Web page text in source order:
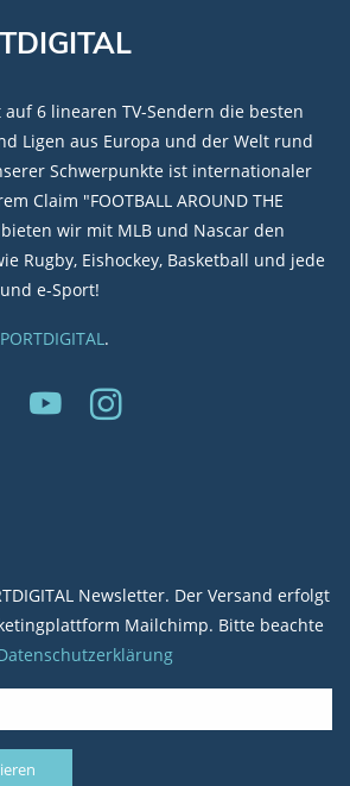
auf 6 linearen TV-Sendern die besten
Ligen aus Europa und der Welt rund
Schwerpunkte ist internationaler
Claim "FOOTBALL AROUND THE
wir mit MLB und Nascar den
Rugby, Eishockey, Basketball und jede
e-Sport!
.
Newsletter. Der Versand erfolgt
Mailchimp. Bitte beachte